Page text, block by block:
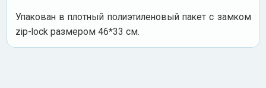
Упакован в плотный полиэтиленовый пакет с замком
zip-lock размером 46*33 см.